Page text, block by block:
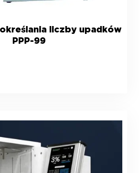
liczby upadków
PPP-99